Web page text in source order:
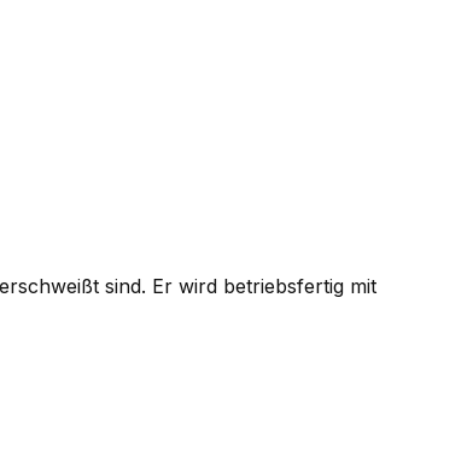
sind. Er wird betriebsfertig mit